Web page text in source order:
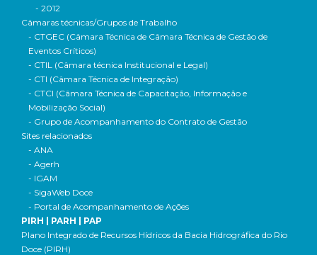
- 2012
Câmaras técnicas/Grupos de Trabalho
- CTGEC (Câmara Técnica de Câmara Técnica de Gestão de
Eventos Críticos)
- CTIL (Câmara técnica Institucional e Legal)
- CTI (Câmara Técnica de Integração)
- CTCI (Câmara Técnica de Capacitação, Informação e
Mobilização Social)
- Grupo de Acompanhamento do Contrato de Gestão
Sites relacionados
- ANA
- Agerh
- IGAM
- SigaWeb Doce
- Portal de Acompanhamento de Ações
PIRH | PARH | PAP
Plano Integrado de Recursos Hídricos da Bacia Hidrográfica do Rio
Doce (PIRH)